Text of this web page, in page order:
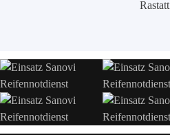
Rastatt